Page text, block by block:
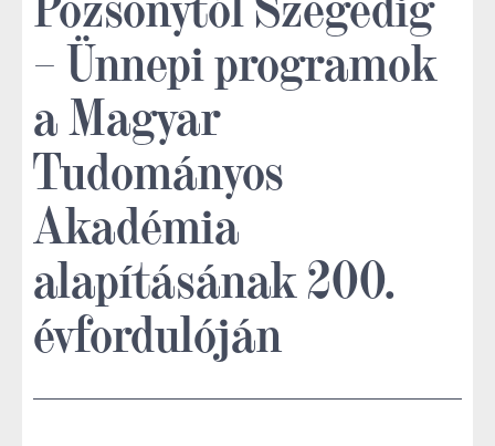
– Ünnepi programok
a Magyar
Tudományos
Akadémia
alapításának 200.
évfordulóján